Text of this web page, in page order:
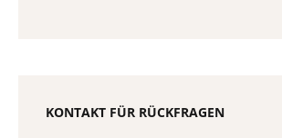
KONTAKT FÜR RÜCKFRAGEN